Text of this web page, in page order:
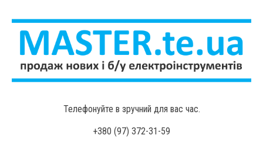
content
MASTER.te.ua
електроінструментів
Телефонуйте в зручний для вас час.
+380 (97) 372-31-59